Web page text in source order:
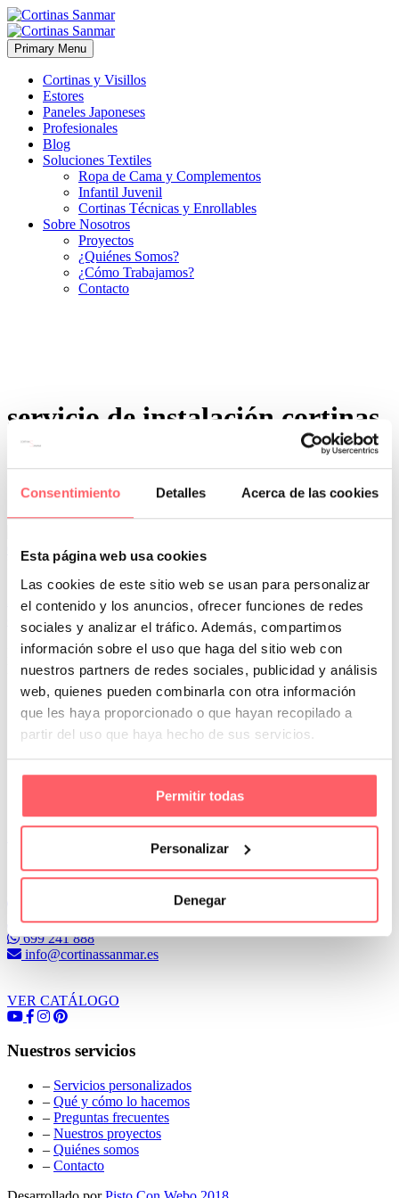
Consentimiento Detalles Acerca de las cookies
Esta página web usa cookies
Las cookies de este sitio web se usan para personalizar
el contenido y los anuncios, ofrecer funciones de redes
sociales y analizar el tráfico. Además, compartimos
información sobre el uso que haga del sitio web con
nuestros partners de redes sociales, publicidad y análisis
web, quienes pueden combinarla con otra información
que les haya proporcionado o que hayan recopilado a
partir del uso que haya hecho de sus servicios.
Permitir todas
Personalizar
Denegar
Primary Menu
Cortinas y Visillos
Estores
Paneles Japoneses
Profesionales
Blog
Soluciones Textiles
Ropa de Cama y Complementos
Infantil Juvenil
Cortinas Técnicas y Enrollables
Sobre Nosotros
Proyectos
¿Quiénes Somos?
¿Cómo Trabajamos?
Contacto
servicio de instalación cortinas
0
Por San Mar Tendencias y actualidad
20 Sep:Tendencias textiles para tu hogar: viste tu
casa de otoño
El otoño es una estación perfecta para renovar los textiles de tu
hogar y darle un aire acogedor a tus…
Conoce Cortinas Sanmar
c/ Madrid nº 87 Local 1 y 5 28970 Madrid
91 498 08 97
699 241 888
info@cortinassanmar.es
VER CATÁLOGO
Nuestros servicios
– Servicios personalizados
– Qué y cómo lo hacemos
– Preguntas frecuentes
– Nuestros proyectos
– Quiénes somos
– Contacto